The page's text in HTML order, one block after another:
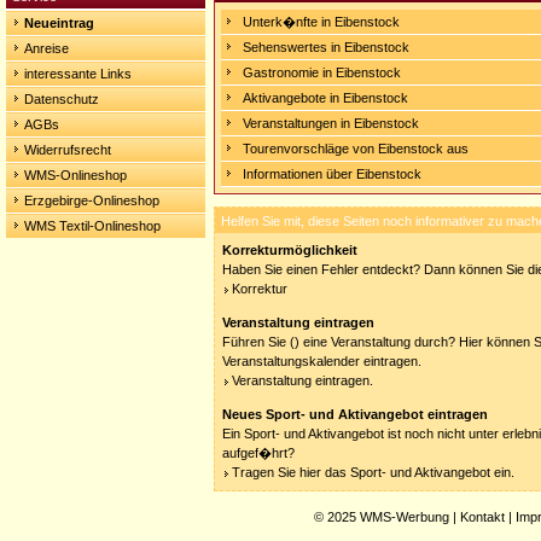
Neueintrag
Anreise
interessante Links
Datenschutz
AGBs
Widerrufsrecht
WMS-Onlineshop
Erzgebirge-Onlineshop
WMS Textil-Onlineshop
Unterk�nfte in Eibenstock
Sehenswertes in Eibenstock
Gastronomie in Eibenstock
Aktivangebote in Eibenstock
Veranstaltungen in Eibenstock
Tourenvorschläge von Eibenstock aus
Informationen über Eibenstock
Helfen Sie mit, diese Seiten noch informativer zu
Korrekturmöglichkeit
Haben Sie einen Fehler entdeckt? Dann können Sie
Korrektur
Veranstaltung eintragen
Führen Sie () eine Veranstaltung durch? Hier können
Veranstaltungskalender eintragen.
Veranstaltung eintragen.
Neues Sport- und Aktivangebot eintragen
Ein Sport- und Aktivangebot ist noch nicht unter
aufgef�hrt?
Tragen Sie hier das Sport- und Aktivangebot ein.
© 2025 WMS-Werbung | Kontakt |